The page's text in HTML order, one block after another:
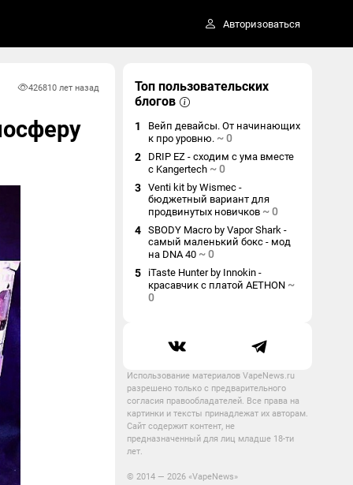
Авторизоваться
426810 лет назад
Топ пользовательских
блогов
1
Вейп девайсы. От начинающих
к про уровню. ~0
2
DRIP EZ - сходим с ума вместе
с Kangertech ~0
3 Venti kit by Wismec -
бюджетный вариант для
продвинутых новичков ~0
4 SBODY Macro by Vapor Shark -
самый маленький бокс - мод
на DNA 40 ~0
5
iTaste Hunter by Innokin -
красавчик с платой AETHON ~
0
Использование материалов VapeNews.ru
разрешено только с предварительного
согласия правообладателей. Все права на
картинки и тексты принадлежат их авторам.
Сайт содержит контент, не
предназначенный для лиц младше 18-ти
лет.
© 2014 — 2026 «VapeNews»